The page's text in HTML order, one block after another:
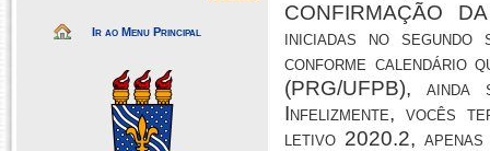
Ir ao Menu Principal
CONFIRMAÇÃO
iniciadas no
conforme calendário
(PRG/UFPB), ainda
Infelizmente, vocês
letivo 2020.2,